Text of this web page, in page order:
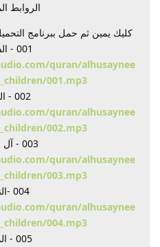
الروابط
كليك يمين ثم حمل ببرنامج
001 - الفاتحة
quran/alhusaynee
001.mp3
002 - البقرة
quran/alhusaynee
002.mp3
003 - آل عمران
quran/alhusaynee
003.mp3
004 -النساء
quran/alhusaynee
004.mp3
005 - المائدة